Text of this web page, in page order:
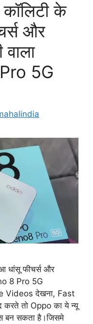
के
और
5G
धांसू फीचर्स और
8 Pro 5G
Videos देखना, Fast
तो Oppo का ये न्यू
बन सकता है।जिसमे